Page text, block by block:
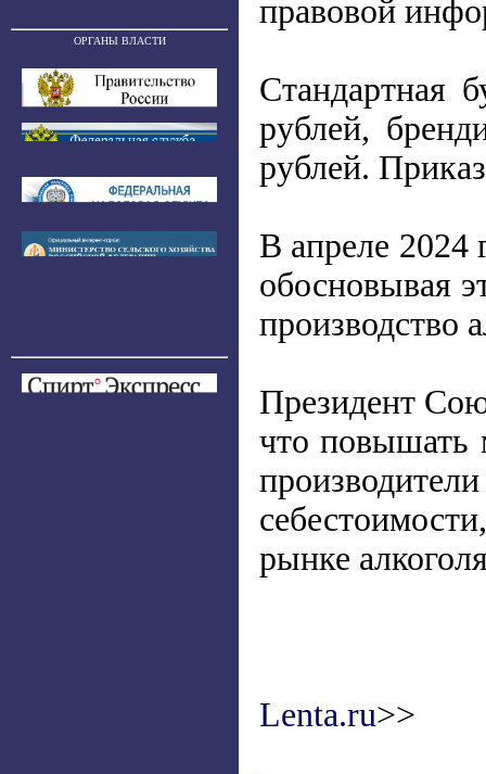
ОРГАНЫ ВЛАСТИ
правовой
Стандартная
рублей,
рублей.
В апреле 2024
обосновывая
производство
Президент
что повышать
рынке
Lenta.ru>>